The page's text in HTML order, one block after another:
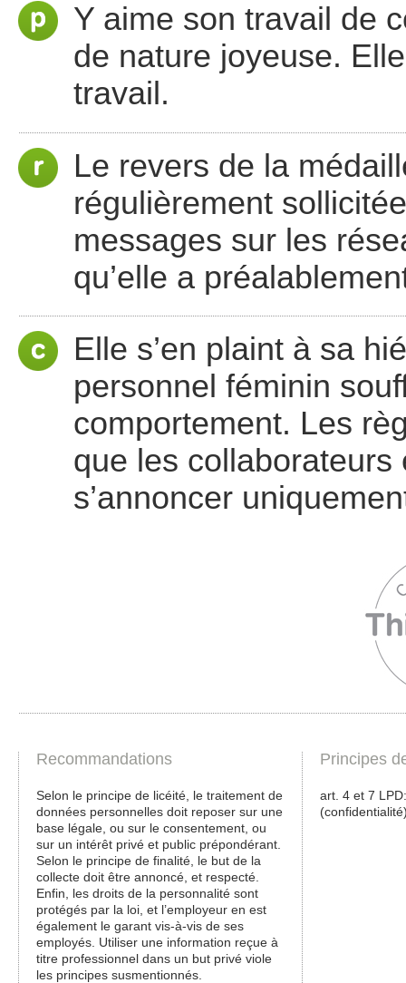
Y aime son travail de
de nature joyeuse.
travail.
Le revers de la
régulièrement
messages sur les
qu’elle a
Elle s’en plaint à sa
personnel féminin
comportement. Les
que les
s’annoncer
Recommandations
Selon le principe de licéité, le traitement de
données personnelles doit reposer sur une
base légale, ou sur le consentement, ou
sur un intérêt privé et public prépondérant.
Selon le principe de finalité, le but de la
collecte doit être annoncé, et respecté.
Enfin, les droits de la personnalité sont
protégés par la loi, et l’employeur en est
également le garant vis-à-vis de ses
employés. Utiliser une information reçue à
titre professionnel dans un but privé viole
les principes susmentionnés.
Principes
art. 4 et 7